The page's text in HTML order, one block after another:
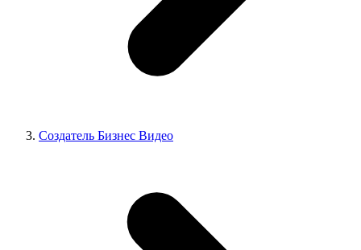
Создатель Бизнес Видео